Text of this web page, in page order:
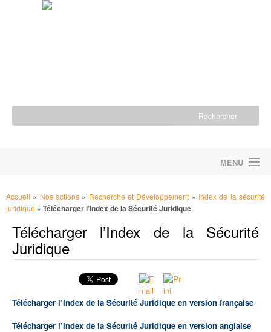
MENU
LA FONDATION
NOS ACTIONS
TRAVAILLER / FAIRE UN STAGE À LA FONDATION
UNIVERSITÉ D’ETÉ / SUMMER SCHOOL / UNIVERSIDAD DE VERANO
Accueil » Nos actions » Recherche et Développement » Index de la sécurité
juridique » Télécharger l’Index de la Sécurité Juridique
Télécharger l’Index de la Sécurité
Juridique
Télécharger l’Index de la Sécurité Juridique en version française
Télécharger l’Index de la Sécurité Juridique en version anglaise